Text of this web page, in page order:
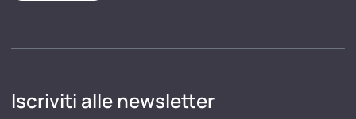
Iscriviti alle newsletter